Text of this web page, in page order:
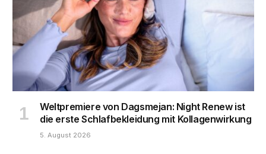
Weltpremiere von Dagsmejan: Night Renew ist
die erste Schlafbekleidung mit Kollagenwirkung
5. August 2026